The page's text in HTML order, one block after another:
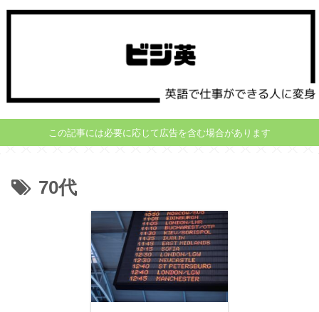
この記事には必要に応じて広告を含む場合があります
70代